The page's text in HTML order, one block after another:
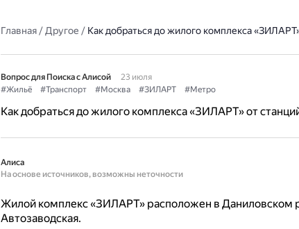
Главная/Другое / Как добраться до жилого комплекса
Вопрос для Поиска с Алисой
23 июля
#Жильё
#Транспорт #Москва #ЗИЛАРТ #Метро
Как добраться до жилого комплекса «ЗИЛАРТ» от
Алиса
На основе источников, возможны неточности
Жилой комплекс «ЗИЛАРТ» расположен в Даниловском
Автозаводская.